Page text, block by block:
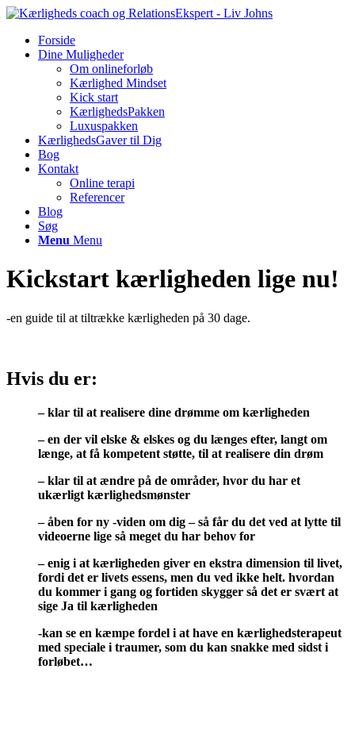
Forside
Dine Muligheder
Om onlineforløb
Kærlighed Mindset
Kick start
KærlighedsPakken
Luxuspakken
KærlighedsGaver til Dig
Bog
Kontakt
Online terapi
Referencer
Blog
Søg
Menu Menu
Kickstart kærligheden lige nu!
-en guide til at tiltrække kærligheden på 30 dage.
Hvis du er:
– klar til at realisere dine drømme om kærligheden
– en der vil elske & elskes og du længes efter, langt om
længe, at få kompetent støtte, til at realisere din drøm
– klar til at ændre på de områder, hvor du har et
ukærligt kærlighedsmønster
– åben for ny -viden om dig – så får du det ved at lytte til
videoerne lige så meget du har behov for
– enig i at kærligheden giver en ekstra dimension til livet,
fordi det er livets essens, men du ved ikke helt. hvordan
du kommer i gang og fortiden skygger så det er svært at
sige Ja til kærligheden
-kan se en kæmpe fordel i at have en kærlighedsterapeut
med speciale i traumer, som du kan snakke med sidst i
forløbet…